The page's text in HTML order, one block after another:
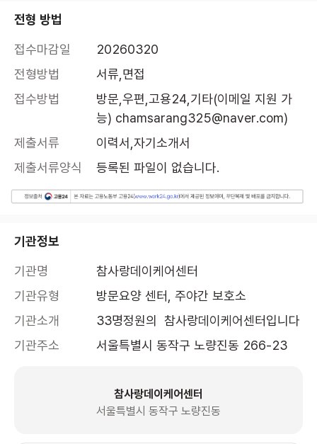
전형 방법
접수마감일
20260320
전형방법
서류,면접
접수방법
방문,우편,고용24,기타(이메일 지원 가
능) chamsarang325@naver.com)
제출서류
이력서,자기소개서
제출서류양식
등록된 파일이 없습니다.
기관정보
기관명
참사랑데이케어센터
기관유형
방문요양 센터, 주야간 보호소
기관소개
33명정원의  참사랑데이케어센터입니다
기관주소
서울특별시 동작구 노량진동 266-23
참사랑데이케어센터
서울특별시 동작구 노량진동